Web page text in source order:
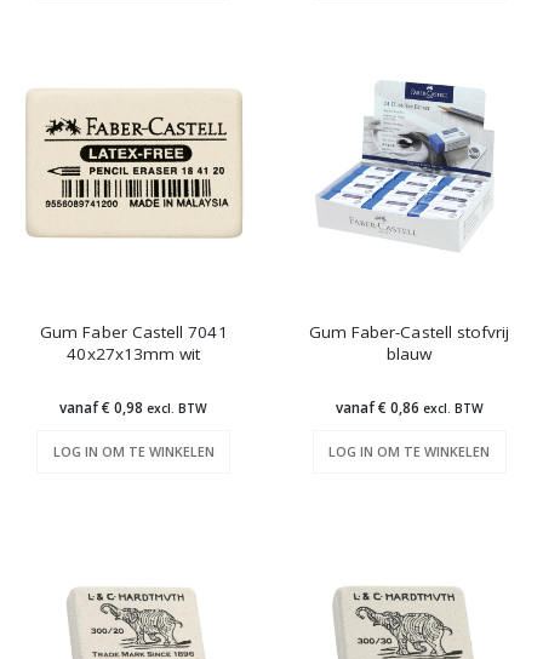
Gum Faber Castell 7041
40x27x13mm wit
vanaf € 0,98excl. BTW
LOG IN OM TE WINKELEN
Gum Faber-Castell stofvrij
blauw
vanaf € 0,86 excl. BTW
LOG IN OM TE WINKELEN